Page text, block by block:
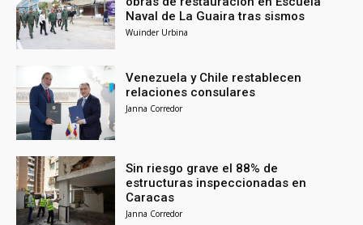
Naval de La Guaira tras sismos
Wuinder Urbina
Venezuela y Chile restablecen
relaciones consulares
Janna Corredor
Sin riesgo grave el 88% de
estructuras inspeccionadas en
Caracas
Janna Corredor